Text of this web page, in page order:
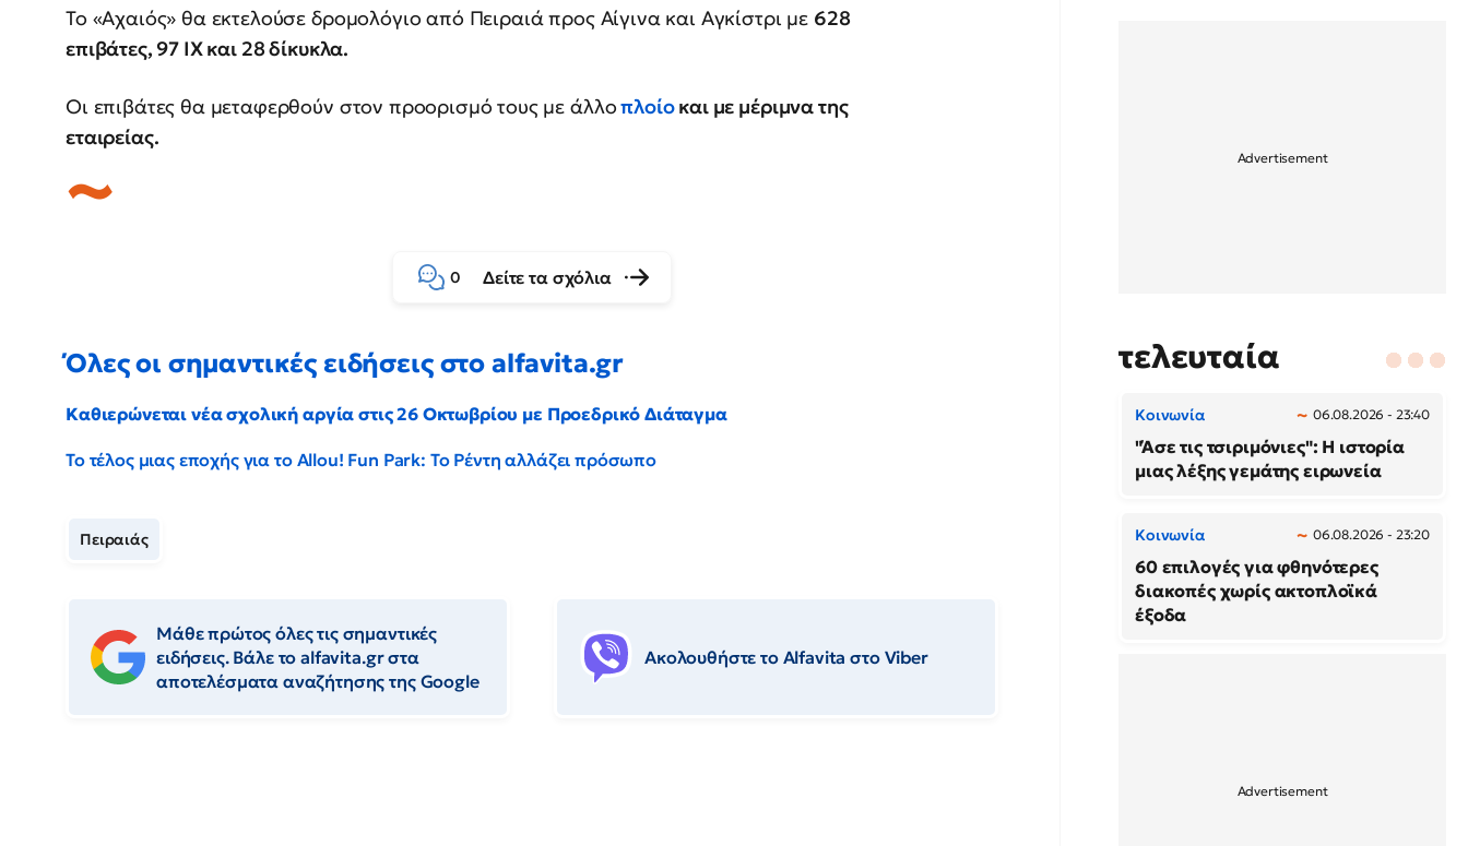
Το «Αχαιός» θα εκτελούσε δρομολόγιο από Πειραιά προς Αίγινα και Αγκίστρι με 628
επιβάτες, 97 ΙΧ και 28 δίκυκλα.
Οι επιβάτες θα μεταφερθούν στον προορισμό τους με άλλοπλοίοκαι με μέριμνα της
εταιρείας.
0 Δείτε τα σχόλια
Όλες οι σημαντικές ειδήσεις στο alfavita.gr
Καθιερώνεται νέα σχολική αργία στις 26 Οκτωβρίου με Προεδρικό Διάταγμα
Το τέλος μιας εποχής για το Allou! Fun Park: Το Ρέντη αλλάζει πρόσωπο
Πειραιάς
Μάθε πρώτος όλες τις σημαντικές
ειδήσεις. Βάλε το alfavita.gr στα
αποτελέσματα αναζήτησης της Google
Ακολουθήστε το Αlfavita στο Viber
τελευταία
Κοινωνία 06.08.2026 - 23:40
"Άσε τις τσιριμόνιες": Η ιστορία
μιας λέξης γεμάτης ειρωνεία
Κοινωνία 06.08.2026 - 23:20
60 επιλογές για φθηνότερες
διακοπές χωρίς ακτοπλοϊκά
έξοδα